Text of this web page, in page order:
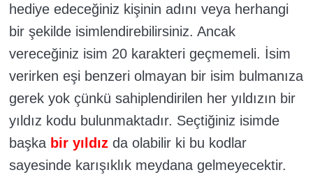
hediye edeceğiniz kişinin adını veya herhangi
bir şekilde isimlendirebilirsiniz. Ancak
vereceğiniz isim 20 karakteri geçmemeli. İsim
verirken eşi benzeri olmayan bir isim bulmanıza
gerek yok çünkü sahiplendirilen her yıldızın bir
yıldız kodu bulunmaktadır. Seçtiğiniz isimde
başka bir yıldız da olabilir ki bu kodlar
sayesinde karışıklık meydana gelmeyecektir.